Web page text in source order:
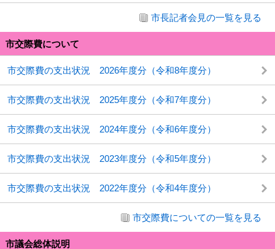
市長記者会見の一覧を見る
市交際費について
市交際費の支出状況 2026年度分（令和8年度分）
市交際費の支出状況 2025年度分（令和7年度分）
市交際費の支出状況 2024年度分（令和6年度分）
市交際費の支出状況 2023年度分（令和5年度分）
市交際費の支出状況 2022年度分（令和4年度分）
市交際費についての一覧を見る
市議会総体説明